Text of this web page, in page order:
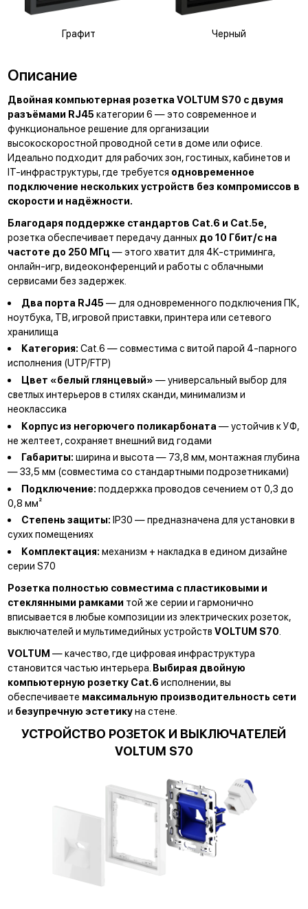
Графит Черный
Описание
Двойная компьютерная розетка VOLTUM S70 с двумя
разъёмами RJ45 категории 6 — это современное и
функциональное решение для организации
высокоскоростной проводной сети в доме или офисе.
Идеально подходит для рабочих зон, гостиных, кабинетов и
IT-инфраструктуры, где требуется одновременное
подключение нескольких устройств без компромиссов в
скорости и надёжности.
Благодаря поддержке стандартов Cat.6 и Cat.5e,
розетка обеспечивает передачу данных до 10 Гбит/с на
частоте до 250 МГц — этого хватит для 4K-стриминга,
онлайн-игр, видеоконференций и работы с облачными
сервисами без задержек.
Два порта RJ45 — для одновременного подключения ПК,
ноутбука, ТВ, игровой приставки, принтера или сетевого
хранилища
Категория: Cat.6 — совместима с витой парой 4-парного
исполнения (UTP/FTP)
Цвет «белый глянцевый» — универсальный выбор для
светлых интерьеров в стилях сканди, минимализм и
неоклассика
Корпус из негорючего поликарбоната— устойчив к УФ,
не желтеет, сохраняет внешний вид годами
Габариты: ширина и высота — 73,8 мм, монтажная глубина
— 33,5 мм (совместима со стандартными подрозетниками)
Подключение:поддержка проводов сечением от 0,3 до
0,8 мм²
Степень защиты:IP30 — предназначена для установки в
сухих помещениях
Комплектация:механизм + накладка в едином дизайне
серии S70
Розетка полностью совместима с пластиковыми и
стеклянными рамками той же серии и гармонично
вписывается в любые композиции из электрических розеток,
выключателей и мультимедийных устройств VOLTUM S70
VOLTUM — качество, где цифровая инфраструктура
становится частью интерьера. Выбирая двойную
компьютерную розетку Cat.6 исполнении, вы
обеспечиваете максимальную производительность сети
и безупречную эстетикуна стене.
УСТРОЙСТВО РОЗЕТОК И ВЫКЛЮЧАТЕЛЕЙ
VOLTUM S70